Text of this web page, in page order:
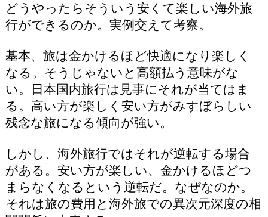
どうやったらそういう安くて楽しい海外旅
行ができるのか。実例交えて考察。
基本、旅は金かけるほど快適になり楽しく
なる。そうじゃないと高額払う意味がな
い。日本国内旅行は見事にそれが当てはま
る。高い方が楽しく安い方がみすぼらしい
残念な旅になる傾向が強い。
しかし、海外旅行ではそれが逆転する場合
がある。安い方が楽しい、金かけるほどつ
まらなくなるという逆転だ。なぜなのか。
それは旅の費用と海外旅での異次元深度の相